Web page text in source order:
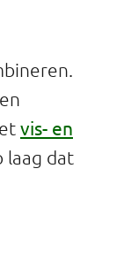
vis- en
laag dat